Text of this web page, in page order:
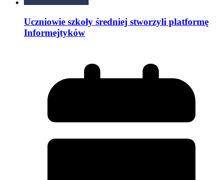
Uczniowie szkoły średniej stworzyli platformę
Informejtyków